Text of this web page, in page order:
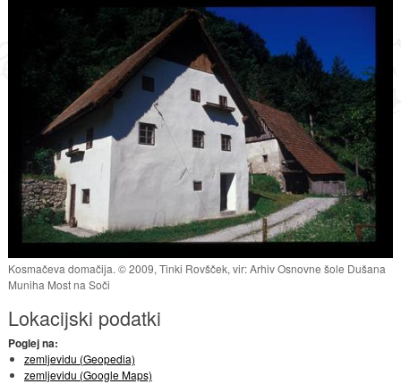
Kosmačeva domačija. © 2009, Tinki Rovšček, vir: Arhiv Osnovne šole Dušana
Muniha Most na Soči
Lokacijski podatki
Poglej na:
zemljevidu (Geopedia)
zemljevidu (Google Maps)